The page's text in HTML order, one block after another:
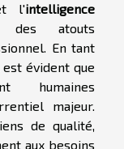
l'intelligence
atouts
En tant
évident que
humaines
majeur.
de qualité,
aux besoins